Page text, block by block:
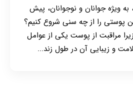
به ویژه جوانان و نوجوانان، پیش
پوستی را از چه سنی شروع کنیم؟
مراقبت از پوست یکی از عوامل
و زیبایی آن در طول زند...